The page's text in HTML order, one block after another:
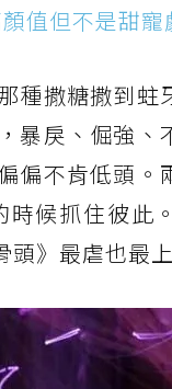
值但不是甜寵
種撒糖撒到蛀
暴戾、倔強、
偏不肯低頭。
候抓住彼此
》最虐也最